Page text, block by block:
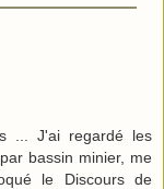
... J'ai regardé les
bassin minier, me
le Discours de